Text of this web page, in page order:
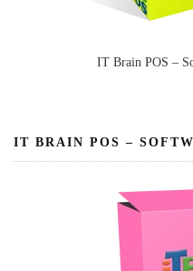
IT Brain POS –
IT BRAIN POS –